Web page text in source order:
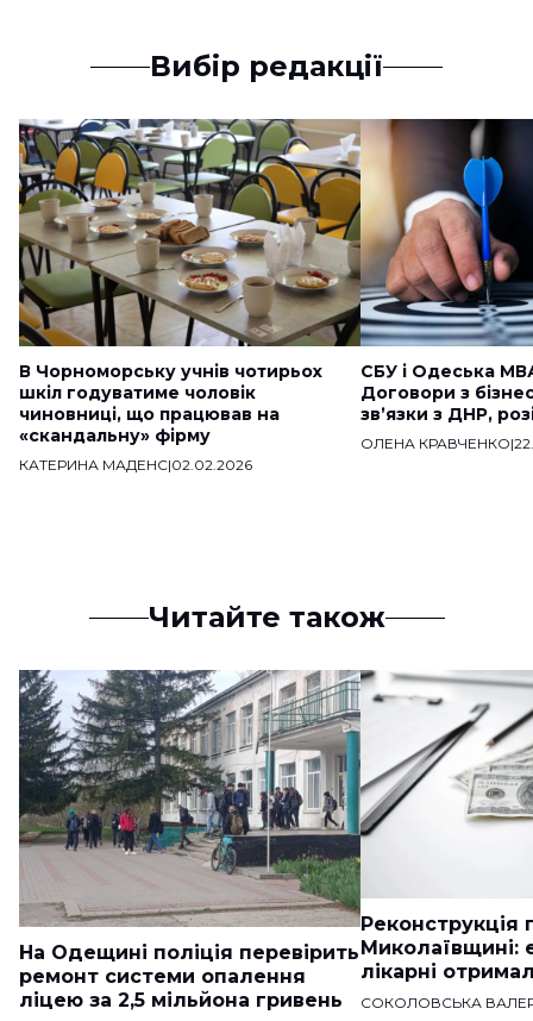
Вибір редакції
В Чорноморську учнів чотирьох
шкіл годуватиме чоловік
чиновниці, що працював на
«скандальну» фірму
КАТЕРИНА МАДЕНС|02.02.2026
СБУ і Одеська
Договори з
звʼязки з ДНР,
ОЛЕНА КРАВЧЕНКО|
Читайте також
На Одещині поліція перевірить
ремонт системи опалення
ліцею за 2,5 мільйона гривень
Реконструкція
Миколаївщині:
лікарні
СОКОЛОВСЬКА